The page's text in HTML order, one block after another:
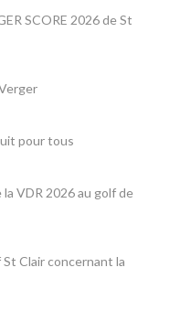
SCORE 2026 de St
pour tous
VDR 2026 au golf de
Clair concernant la